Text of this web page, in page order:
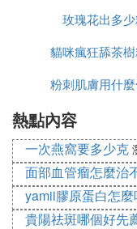
什麼精油
玫瑰花出多
貓咪瘋狂舔茶
麼回事
粉刺肌膚用什
熱點內容
一次燕窩要多少克
面部血管瘤怎麼治
yamii膠原蛋白怎麼
貴陽祛斑哪個好先